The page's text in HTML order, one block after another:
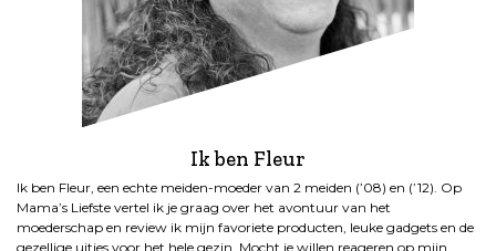
Ik ben Fleur
Ik ben Fleur, een echte meiden-moeder van 2 meiden (’08) en (’12). Op
Mama’s Liefste vertel ik je graag over het avontuur van het
moederschap en review ik mijn favoriete producten, leuke gadgets en de
gezellige uitjes voor het hele gezin. Mocht je willen reageren op mijn